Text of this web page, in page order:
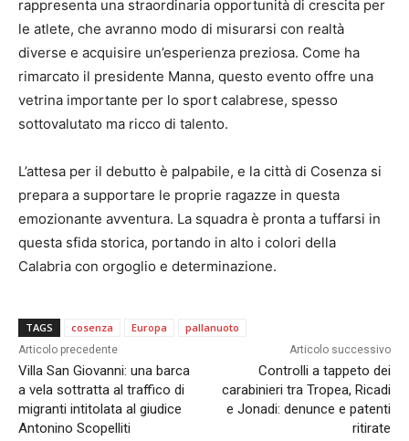
rappresenta una straordinaria opportunità di crescita per
le atlete, che avranno modo di misurarsi con realtà
diverse e acquisire un’esperienza preziosa. Come ha
rimarcato il presidente Manna, questo evento offre una
vetrina importante per lo sport calabrese, spesso
sottovalutato ma ricco di talento.
L’attesa per il debutto è palpabile, e la città di Cosenza si
prepara a supportare le proprie ragazze in questa
emozionante avventura. La squadra è pronta a tuffarsi in
questa sfida storica, portando in alto i colori della
Calabria con orgoglio e determinazione.
TAGS cosenza Europa pallanuoto
Articolo precedente
Villa San Giovanni: una barca
a vela sottratta al traffico di
migranti intitolata al giudice
Antonino Scopelliti
Articolo successivo
Controlli a tappeto dei
carabinieri tra Tropea, Ricadi
e Jonadi: denunce e patenti
ritirate